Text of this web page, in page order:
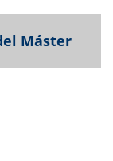
Máster